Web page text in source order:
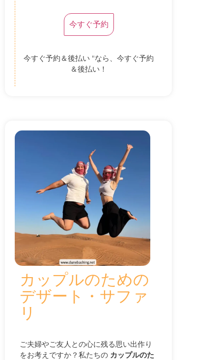
今すぐ予約
今すぐ予約＆後払い "なら、今すぐ予約
＆後払い！
カップルのための
デザート・サファ
リ
ご夫婦やご友人との心に残る思い出作り
をお考えですか？私たちの カップルのた